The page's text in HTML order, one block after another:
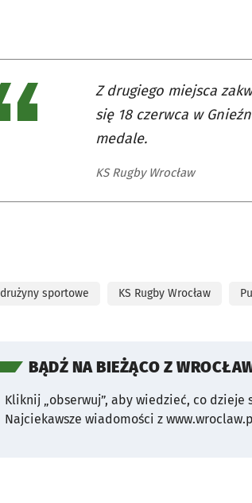
Z drugiego miejsca
się 18 czerwca w
medale.
KS Rugby Wrocław
drużyny sportowe KS Rugby Wrocław
BĄDŹ NA BIEŻĄCO Z
Kliknij „obserwuj”, aby wiedzieć, co dzieje
Najciekawsze wiadomości z